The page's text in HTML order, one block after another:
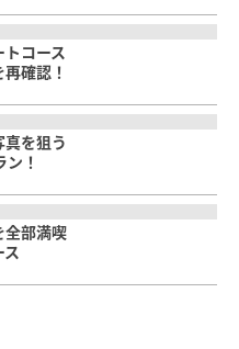
コース
確認！
を狙う
！
全部満喫